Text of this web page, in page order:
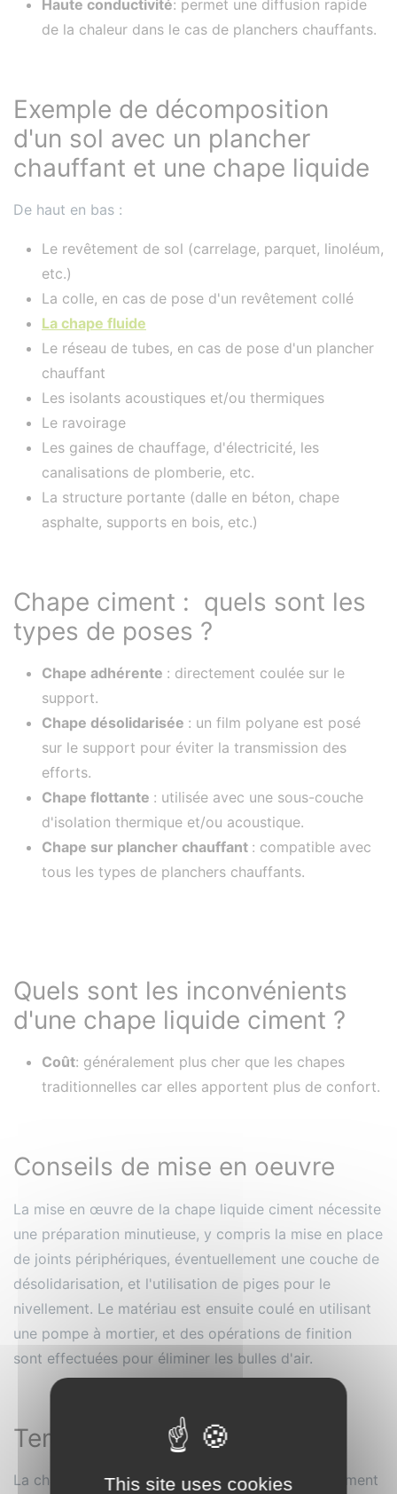
Haute conductivité: permet une diffusion rapide
de la chaleur dans le cas de planchers chauffants.
Exemple de décomposition
d'un sol avec un plancher
chauffant et une chape liquide
De haut en bas :
Le revêtement de sol (carrelage, parquet, linoléum,
etc.)
La colle, en cas de pose d'un revêtement collé
La chape fluide
Le réseau de tubes, en cas de pose d'un plancher
chauffant
Les isolants acoustiques et/ou thermiques
Le ravoirage
Les gaines de chauffage, d'électricité, les
canalisations de plomberie, etc.
La structure portante (dalle en béton, chape
asphalte, supports en bois, etc.)​​​​​​​
Chape ciment : quels sont les
types de poses ?
Chape adhérente : directement coulée sur le
support.
Chape désolidarisée : un film polyane est posé
sur le support pour éviter la transmission des
efforts.
Chape flottante : utilisée avec une sous-couche
d'isolation thermique et/ou acoustique.
Chape sur plancher chauffant : compatible avec
tous les types de planchers chauffants.
Quels sont les inconvénients
d'une chape liquide ciment ?
Coût: généralement plus cher que les chapes
traditionnelles car elles apportent plus de confort.
Conseils de mise en oeuvre
La mise en œuvre de la chape liquide ciment nécessite
une préparation minutieuse, y compris la mise en place
de joints périphériques, éventuellement une couche de
désolidarisation, et l'utilisation de piges pour le
nivellement. Le matériau est ensuite coulé en utilisant
une pompe à mortier, et des opérations de finition
sont effectuées pour éliminer les bulles d'air.
Temps de séchage
La chape est généralement circulable après seulement
This site uses cookies